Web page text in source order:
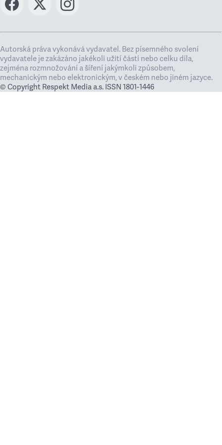
Autorská práva vykonává vydavatel. Bez písemného svolení
vydavatele je zakázáno jakékoli užití částí nebo celku díla,
zejména rozmnožování a šíření jakýmkoli způsobem,
mechanickým nebo elektronickým, v českém nebo jiném jazyce.
© Copyright Respekt Media a.s. ISSN 1801-1446